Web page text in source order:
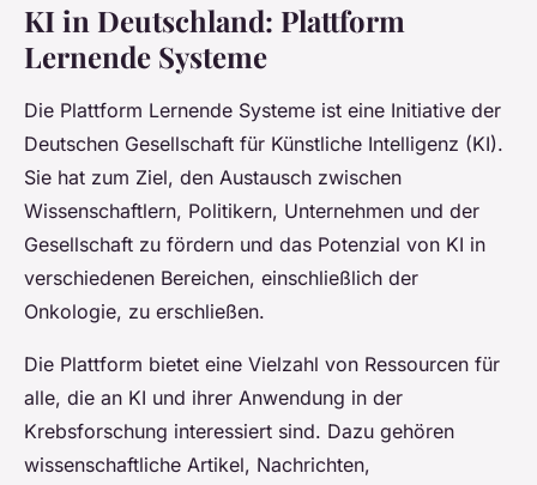
KI in Deutschland: Plattform
Lernende Systeme
Die Plattform Lernende Systeme ist eine Initiative der
Deutschen Gesellschaft für Künstliche Intelligenz (KI).
Sie hat zum Ziel, den Austausch zwischen
Wissenschaftlern, Politikern, Unternehmen und der
Gesellschaft zu fördern und das Potenzial von KI in
verschiedenen Bereichen, einschließlich der
Onkologie, zu erschließen.
Die Plattform bietet eine Vielzahl von Ressourcen für
alle, die an KI und ihrer Anwendung in der
Krebsforschung interessiert sind. Dazu gehören
wissenschaftliche Artikel, Nachrichten,